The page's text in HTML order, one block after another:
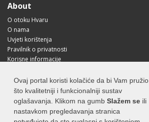
Ovaj portal koristi kolačiće da bi Vam pružio
što kvalitetniji i funkcionalniji sustav
oglašavanja. Klikom na gumb Slažem se ili
nastavkom pregledavanja stranica
About
O otoku Hvaru
O nama
Uvjeti korištenja
Pravilnik o privatnosti
Korisne informacije
Free Mobile App
Visit Croatia